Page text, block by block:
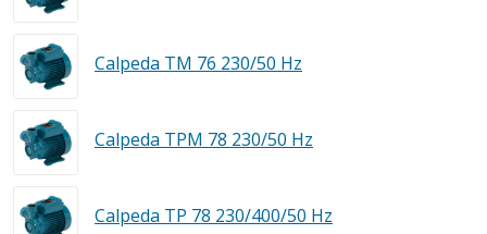
Calpeda TM 76 230/50 Hz
Calpeda TPM 78 230/50 Hz
Calpeda TP 78 230/400/50 Hz